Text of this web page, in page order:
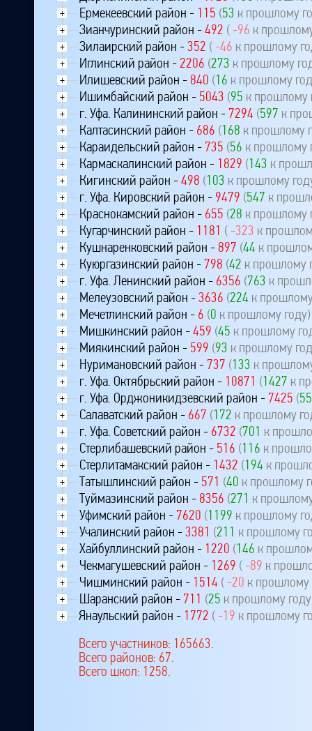
Ермекеевский район - 115 (53 к прошлому
+
Зианчуринский район -492 ( -96 к
+
Зилаирский район -352 ( -46 к прошлому
+
Иглинский район -2206 (273 к прошлому
+
Илишевский район - 840 (16 к прошлому
+
Ишимбайский район - 5043 (95 к прошлому
+
г. Уфа. Калининский район - 7294 (597 к
+
Калтасинский район - 686 (168 к прошлому
+
Караидельский район - 735 (56 к прошлому
+
Кармаскалинский район - 1829 (143 к
+
Кигинский район -498 (103 к прошлому
+
г. Уфа. Кировский район - 9479 (547 к
+
Краснокамский район - 655 (28 к прошлому
+
Кугарчинский район - 1181 ( -323 к
+
Кушнаренковский район - 897 (44 к
+
Куюргазинский район - 798 (42 к прошлому
+
г. Уфа. Ленинский район - 6356 (763 к
+
Мелеузовский район -3636 (224 к
+
Мечетлинский район - 6 (0 к прошлому году)
+
Мишкинский район -459 (45 к прошлому
+
Миякинский район - 599 (93 к прошлому
+
Нуримановский район - 737 (133 к
+
г. Уфа. Октябрьский район - 10871 (1427 к
+
г. Уфа. Орджоникидзевский район - 7425 (
+
Салаватский район - 667 (172 к прошлому
+
г. Уфа. Советский район - 6732 (701 к
+
Стерлибашевский район - 516 (116 к
+
Стерлитамакский район - 1432 (194 к
+
Татышлинский район - 571 (40 к прошлому
+
Туймазинский район - 8356 (271 к
+
Уфимский район - 7620 (1199 к прошлому
+
Учалинский район -3381 (211 к прошлому
+
Хайбуллинский район - 1220 (146 к
+
Чекмагушевский район - 1269 ( -89 к
+
Чишминский район - 1514 ( -20 к прошлому
+
Шаранский район - 711 (25 к прошлому
+
Янаульский район - 1772 ( -19 к прошлому
+
Всего участников: 165663.
Всего районов: 67.
Всего школ: 1258.